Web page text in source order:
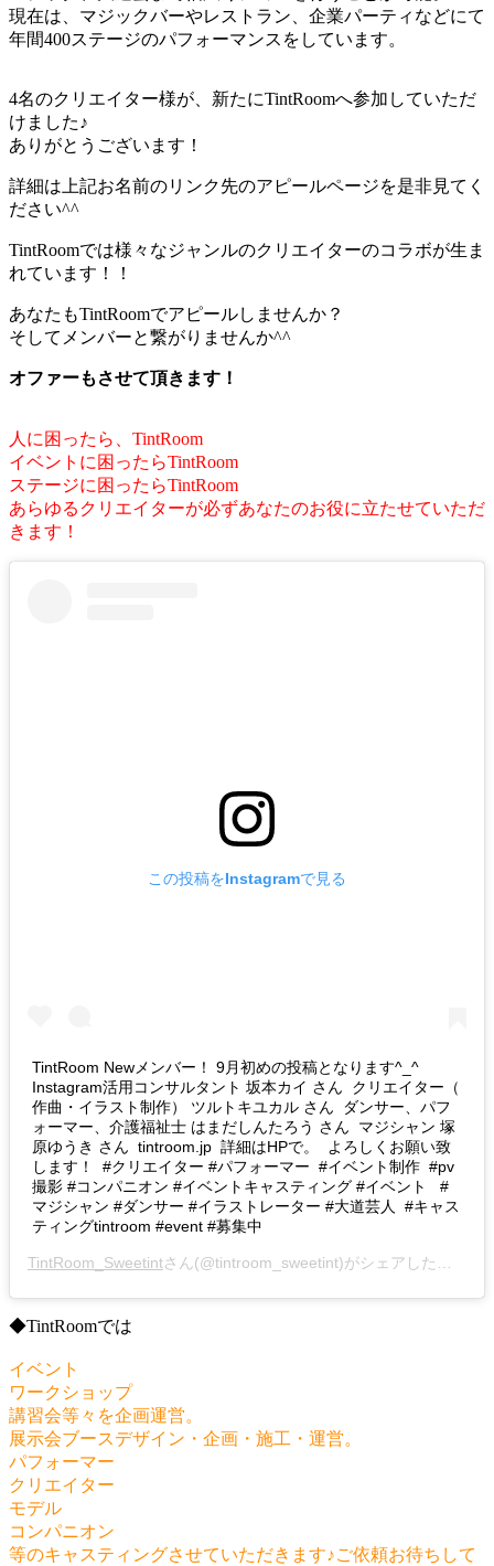
現在は、マジックバーやレストラン、企業パーティなどにて
年間400ステージのパフォーマンスをしています。
4名のクリエイター様が、新たにTintRoomへ参加していただ
けました♪
ありがとうございます！
詳細は上記お名前のリンク先のアピールページを是非見てく
ださい^^
TintRoomでは様々なジャンルのクリエイターのコラボが生ま
れています！！
あなたもTintRoomでアピールしませんか？
そしてメンバーと繋がりませんか^^
オファーもさせて頂きます！
人に困ったら、TintRoom
イベントに困ったらTintRoom
ステージに困ったらTintRoom
あらゆるクリエイターが必ずあなたのお役に立たせていただ
きます！
この投稿をInstagramで見る
TintRoom Newメンバー！ 9月初めの投稿となります^_^
Instagram活用コンサルタント 坂本カイ さん クリエイター（
作曲・イラスト制作） ツルトキユカル さん ダンサー、パフ
ォーマー、介護福祉士 はまだしんたろう さん マジシャン 塚
原ゆうき さん tintroom.jp 詳細はHPで。 よろしくお願い致
します！ #クリエイター #パフォーマー #イベント制作 #pv
撮影 #コンパニオン #イベントキャスティング #イベント #
マジシャン #ダンサー #イラストレーター #大道芸人 #キャス
ティングtintroom #event #募集中
TintRoom_Sweetintさん(@tintroom_sweetint)がシェアした投稿 –
◆TintRoomでは
イベント
ワークショップ
講習会等々を企画運営。
展示会ブースデザイン・企画・施工・運営。
パフォーマー
クリエイター
モデル
コンパニオン
等のキャスティングさせていただきます♪ご依頼お待ちして